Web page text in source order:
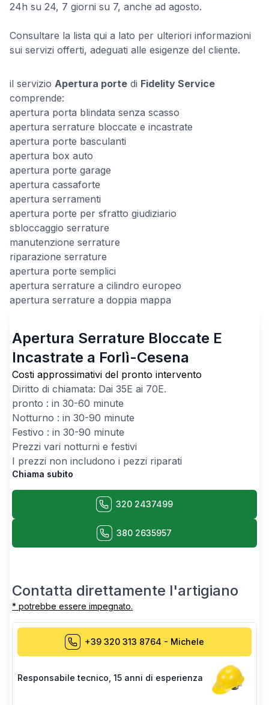
24h su 24, 7 giorni su 7, anche ad agosto.
Consultare la lista qui a lato per ulteriori informazioni
sui servizi offerti, adeguati alle esigenze del cliente.
il servizio Apertura porte di Fidelity Service
comprende:
apertura porta blindata senza scasso
apertura serrature bloccate e incastrate
apertura porte basculanti
apertura box auto
apertura porte garage
apertura cassaforte
apertura serramenti
apertura porte per sfratto giudiziario
sbloccaggio serrature
manutenzione serrature
riparazione serrature
apertura porte semplici
apertura serrature a cilindro europeo
apertura serrature a doppia mappa
Apertura Serrature Bloccate E
Incastrate a Forlì-Cesena
Costi approssimativi del pronto intervento
Diritto di chiamata: Dai 35E ai 70E.
pronto : in 30-60 minute
Notturno : in 30-90 minute
Festivo : in 30-90 minute
Prezzi vari notturni e festivi
I prezzi non includono i pezzi riparati
Chiama subito
320 2437499
380 2635957
Contatta direttamente l'artigiano
* potrebbe essere impegnato.
+39 320 313 8764 - Michele
Responsabile tecnico 15 anni di esperienza